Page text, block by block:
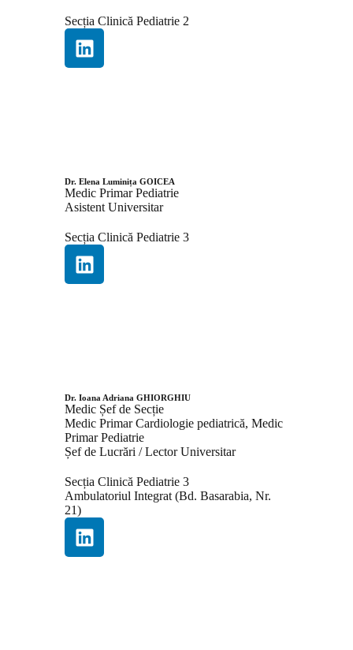
Secția Clinică Pediatrie 2
Dr. Elena Luminița GOICEA
Medic Primar Pediatrie
Asistent Universitar
Secția Clinică Pediatrie 3
Dr. Ioana Adriana GHIORGHIU
Medic Șef de Secție
Medic Primar Cardiologie pediatrică, Medic
Primar Pediatrie
Șef de Lucrări / Lector Universitar
Secția Clinică Pediatrie 3
Ambulatoriul Integrat (Bd. Basarabia, Nr.
21)